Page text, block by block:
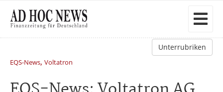
Unterrubriken
EQS-News, Voltatron